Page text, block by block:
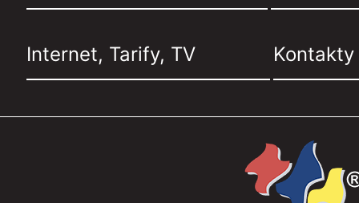
Internet, Tarify, TV Kontakty